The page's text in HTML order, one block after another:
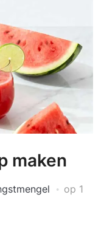
maken
op 1